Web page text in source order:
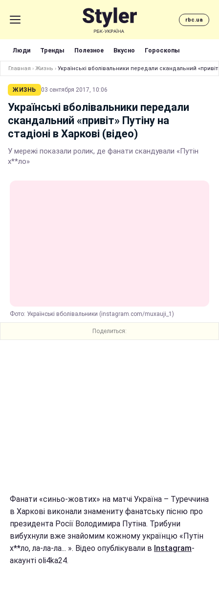
rbc.ua
Люди Тренды Полезное Вкусно Гороскопы
Главная › Жизнь › Українські вболівальники передали скандальний
ЖИЗНЬ 03 сентября 2017, 10:06
Українські вболівальники передали
скандальний «привіт» Путіну на
стадіоні в Харкові (відео)
У мережі показали ролик, де фанати скандували «Путін
х**ло»
Фото: Українські вболівальники (instagram.com/muxauji_1)
Поделиться:
Фанати «синьо-жовтих» на матчі Україна – Туреччина
в Харкові виконали знамениту фанатську пісню про
президента Росії Володимира Путіна. Трибуни
вибухнули вже знайомим кожному українцю «Путін
х**ло, ла-ла-ла... ». Відео опублікували в Instagram-
акаунті oli4ka24.